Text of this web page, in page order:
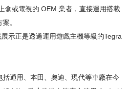
盒或電視的 OEM 業者，直接運用搭載
。
示正是透過運用遊戲主機等級的Tegra
通用、本田、奧迪、現代等車廠在今